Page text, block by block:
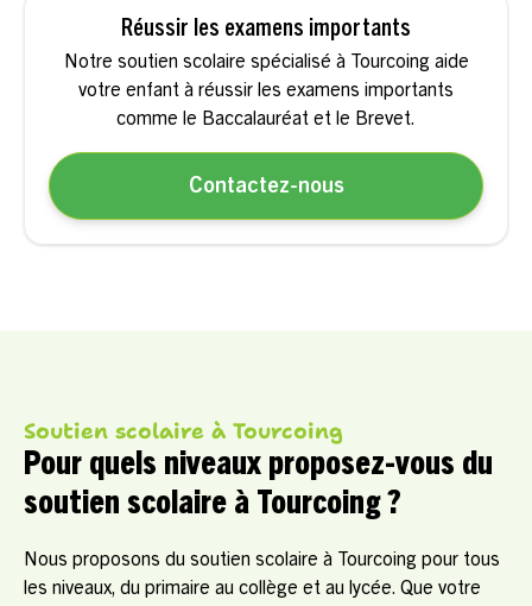
Réussir les examens importants
Notre soutien scolaire spécialisé à Tourcoing aide
votre enfant à réussir les examens importants
comme le Baccalauréat et le Brevet.
Contactez-nous
Soutien scolaire à Tourcoing
Pour quels niveaux proposez-vous du
soutien scolaire à Tourcoing ?
Nous proposons du soutien scolaire à Tourcoing pour tous
les niveaux, du primaire au collège et au lycée. Que votre